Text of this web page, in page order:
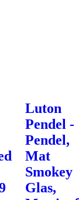
Luton
Pendel -
Pendel,
Mat
Smokey
Glas,